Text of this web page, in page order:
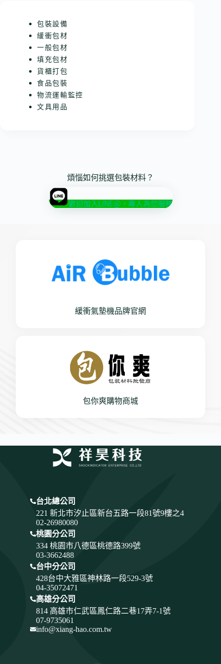
包裝設備
緩衝包材
一般包材
填充包材
貨櫃打包
食品包裝
物流運輸監控
文具用品
煩惱如何挑選包裝材料？
歡迎加入LINE@，專人為您服務
緩衝氣墊機品牌官網
包你爽購物商城
台北總公司
221 新北市汐止區新台五路一段81號9樓之4
02-26980080
桃園分公司
334 桃園市八德區桃德路399號
03-3662488
台中分公司
428台中大雅區神林路一段529-3號
04-35072471
高雄分公司
814 高雄市仁武區鳳仁路二巷17弄7-1號
07-9735061
info@xiang-hao.com.tw